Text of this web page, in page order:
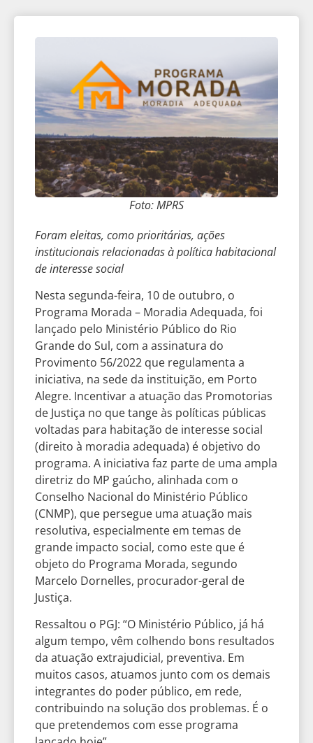
Foto: MPRS
Foram eleitas, como prioritárias, ações
institucionais relacionadas à política habitacional
de interesse social
Nesta segunda-feira, 10 de outubro, o
Programa Morada – Moradia Adequada, foi
lançado pelo Ministério Público do Rio
Grande do Sul, com a assinatura do
Provimento 56/2022 que regulamenta a
iniciativa, na sede da instituição, em Porto
Alegre. Incentivar a atuação das Promotorias
de Justiça no que tange às políticas públicas
voltadas para habitação de interesse social
(direito à moradia adequada) é objetivo do
programa. A iniciativa faz parte de uma ampla
diretriz do MP gaúcho, alinhada com o
Conselho Nacional do Ministério Público
(CNMP), que persegue uma atuação mais
resolutiva, especialmente em temas de
grande impacto social, como este que é
objeto do Programa Morada, segundo
Marcelo Dornelles, procurador-geral de
Justiça.
Ressaltou o PGJ: “O Ministério Público, já há
algum tempo, vêm colhendo bons resultados
da atuação extrajudicial, preventiva. Em
muitos casos, atuamos junto com os demais
integrantes do poder público, em rede,
contribuindo na solução dos problemas. É o
que pretendemos com esse programa